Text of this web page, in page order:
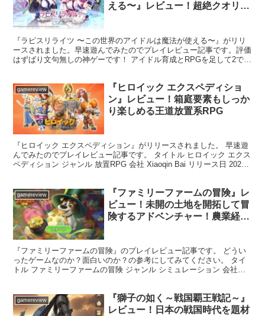
える〜』レビュー！超絶クオリテ
『ラピスリライツ 〜この世界のアイドルは魔法が使える〜』がリリ
ースされました。早速遊んでみたのでプレイレビュー記事です。評価
はずばり文句無しの神ゲーです！ アイドル育成とRPGを足して2で割
gamereview
『ヒロイック エクスペディショ
ン』レビュー！箱庭要素もしっか
り楽しめる王道放置系RPG
『ヒロイック エクスペディション』がリリースされました。 早速遊
んでみたのでプレイレビュー記事です。 タイトル ヒロイック エクス
ペディション ジャンル 放置RPG 会社 Xiaoqin Bai リリース日 2022
gamereview
『ファミリーファームの冒険』レ
ビュー！未開の土地を開拓して冒
険するアドベンチャー！農業経営
『ファミリーファームの冒険』のプレイレビュー記事です。 どうい
ったゲームなのか？面白いのか？の参考にしてみてください。 タイ
トル ファミリーファームの冒険 ジャンル シミュレーション 会社
gamereview
『獅子の如く～戦国覇王戦記～』
レビュー！日本の戦国時代を題材